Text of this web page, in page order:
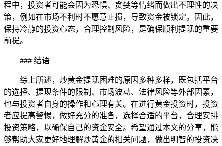
程中，投资者可能会因为恐惧、贪婪等情绪而做出不理性的决
策，例如在市场不利时不愿意止损，导致资金被锁定。因此，
保持冷静的投资心态，合理控制风险，是确保顺利提现的重要
前提。
### 结语
综上所述，炒黄金提现困难的原因多种多样，既包括平台
的选择、提现条件的限制、市场波动、法律风险等外部因素，
也与投资者自身的操作和心理有关。在进行黄金投资时，投资
者应提高警惕，做好充分的准备，选择合适的平台，合理安排
投资策略，以确保自己的资金安全。希望通过本文的分享，能
够帮助大家更好地理解炒黄金的相关问题，做出明智的投资决